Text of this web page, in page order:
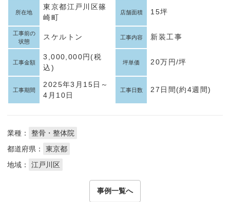
所在地
東京都江戸川区篠
崎町
店舗面積 15坪
工事前の
状態
スケルトン 工事内容 新装工事
工事金額
3,000,000円(税
込)
坪単価 20万円/坪
工事期間
2025年3月15日～
4月10日
工事日数 27日間(約4週間)
業種：
整骨・整体院
都道府県：
東京都
地域：
江戸川区
事例一覧へ